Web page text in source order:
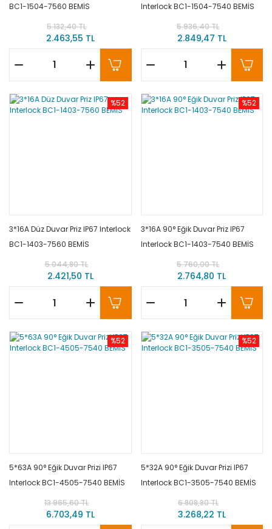
BC1-1504-7560 BEMİS
5.132,40 TL
2.463,55 TL
Interlock BC1-1504-7540 BEMİS
5.936,40 TL
2.849,47 TL
%52
3*16A Düz Duvar Priz IP67 Interlock
BC1-1403-7560 BEMİS
5.044,80 TL
2.421,50 TL
%52
3*16A 90° Eğik Duvar Priz IP67
Interlock BC1-1403-7540 BEMİS
5.760,00 TL
2.764,80 TL
%52
5*63A 90° Eğik Duvar Prizi IP67
Interlock BC1-4505-7540 BEMİS
13.965,60 TL
6.703,49 TL
%52
5*32A 90° Eğik Duvar Prizi IP67
Interlock BC1-3505-7540 BEMİS
6.808,80 TL
3.268,22 TL